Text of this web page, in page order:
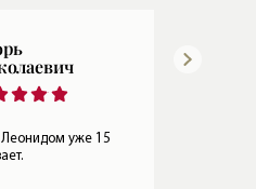
Антон Реутов